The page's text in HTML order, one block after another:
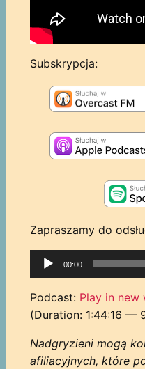
Subskrypcja:
Zapraszamy do
Odtwarzacz
plików
dźwiękowych
00:00
Podcast: Play in new
(Duration: 1:44:16 —
Nadgryzieni mogą
afiliacyjnych, które